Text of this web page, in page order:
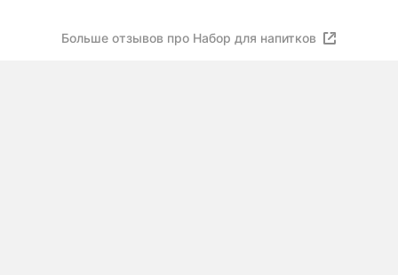
Больше отзывов про Набор для напитков